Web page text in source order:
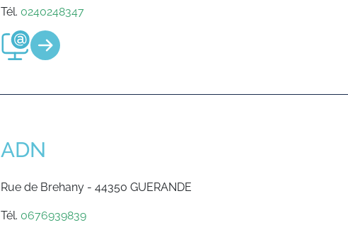
Tél. 0240248347
ADN
Rue de Brehany - 44350 GUERANDE
Tél. 0676939839